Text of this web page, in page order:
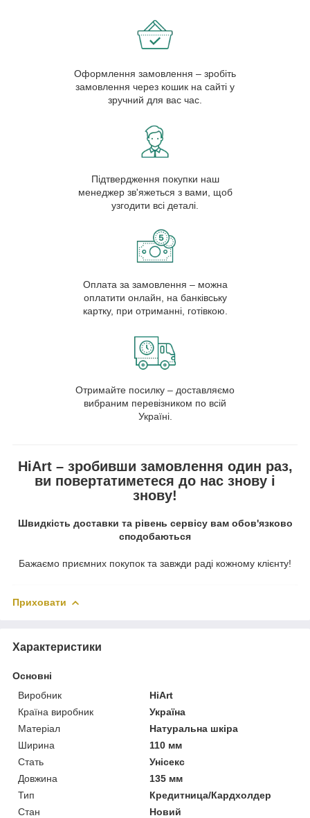
Оформлення замовлення – зробіть
замовлення через кошик на сайті у
зручний для вас час.
Підтвердження покупки наш
менеджер зв'яжеться з вами, щоб
узгодити всі деталі.
Оплата за замовлення – можна
оплатити онлайн, на банківську
картку, при отриманні, готівкою.
Отримайте посилку – доставляємо
вибраним перевізником по всій
Україні.
HiArt – зробивши замовлення один раз,
ви повертатиметеся до нас знову і
знову!
Швидкість доставки та рівень сервісу вам обов'язково
сподобаються
Бажаємо приємних покупок та завжди раді кожному клієнту!
Приховати
Характеристики
Основні
Виробник
HiArt
Країна виробник
Україна
Матеріал
Натуральна шкіра
Ширина
110 мм
Стать
Унісекс
Довжина
135 мм
Тип
Кредитница/Кардхолдер
Стан
Новий